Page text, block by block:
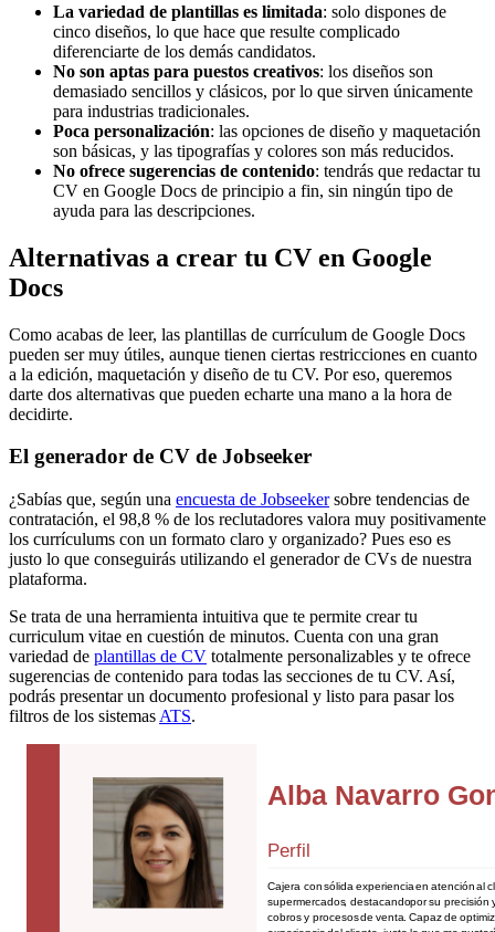
La variedad de plantillas es limitada: solo dispones de
cinco diseños, lo que hace que resulte complicado
diferenciarte de los demás candidatos.
No son aptas para puestos creativos: los diseños son
demasiado sencillos y clásicos, por lo que sirven únicamente
para industrias tradicionales.
Poca personalización: las opciones de diseño y maquetación
son básicas, y las tipografías y colores son más reducidos.
No ofrece sugerencias de contenido: tendrás que redactar tu
CV en Google Docs de principio a fin, sin ningún tipo de
ayuda para las descripciones.
Alternativas a crear tu CV en Google
Docs
Como acabas de leer, las plantillas de currículum de Google Docs
pueden ser muy útiles, aunque tienen ciertas restricciones en cuanto
a la edición, maquetación y diseño de tu CV. Por eso, queremos
darte dos alternativas que pueden echarte una mano a la hora de
decidirte.
El generador de CV de Jobseeker
¿Sabías que, según una encuesta de Jobseekersobre tendencias de
contratación, el 98,8 % de los reclutadores valora muy positivamente
los currículums con un formato claro y organizado? Pues eso es
justo lo que conseguirás utilizando el generador de CVs de nuestra
plataforma.
Se trata de una herramienta intuitiva que te permite crear tu
curriculum vitae en cuestión de minutos. Cuenta con una gran
variedad de plantillas de CV totalmente personalizables y te ofrece
sugerencias de contenido para todas las secciones de tu CV. Así,
podrás presentar un documento profesional y listo para pasar los
filtros de los sistemas ATS.